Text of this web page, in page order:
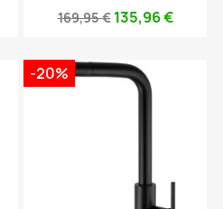
169,95 € 135,96 €
-20%